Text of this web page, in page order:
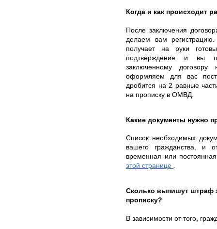
Когда и как происходит
После заключения
делаем вам
получает на руки
подтверждение и вы
заключенному
оформляем для вас
дробится на 2 равные
на прописку в ОМВД.
Какие документы нужно
Список необходимых
вашего гражданства, и
временная или
этой странице .
Сколько выпишут штраф
прописку?
В зависимости от того,